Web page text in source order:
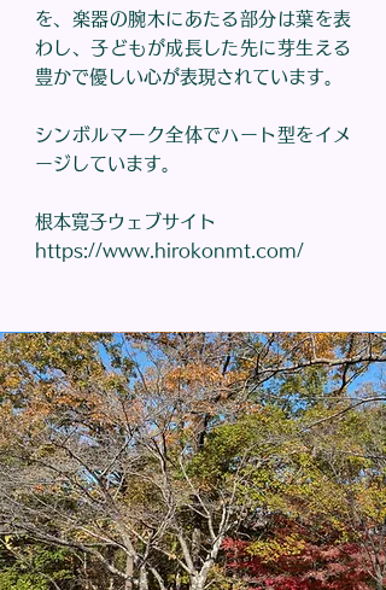
を、楽器の腕木にあたる部分は葉を表
わし、子どもが成長した先に芽生える
豊かで優しい心が表現されています。
シンボルマーク全体でハート型をイメ
ージしています。
​根本寛子ウェブサイト
https://www.hirokonmt.com/